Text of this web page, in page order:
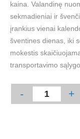
kaina. Valandinę
sekmadieniai ir
įrankius vienai
šventines dienas, iki
mokestis
transportavimo
- +